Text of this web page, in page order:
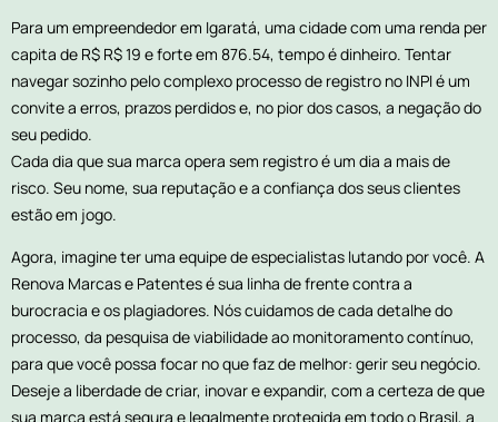
Para um empreendedor em Igaratá, uma cidade com uma renda per
capita de R$ R$ 19 e forte em 876.54, tempo é dinheiro. Tentar
navegar sozinho pelo complexo processo de registro no INPI é um
convite a erros, prazos perdidos e, no pior dos casos, a negação do
seu pedido.
Cada dia que sua marca opera sem registro é um dia a mais de
risco. Seu nome, sua reputação e a confiança dos seus clientes
estão em jogo.
Agora, imagine ter uma equipe de especialistas lutando por você. A
Renova Marcas e Patentes é sua linha de frente contra a
burocracia e os plagiadores. Nós cuidamos de cada detalhe do
processo, da pesquisa de viabilidade ao monitoramento contínuo,
para que você possa focar no que faz de melhor: gerir seu negócio.
Deseje a liberdade de criar, inovar e expandir, com a certeza de que
sua marca está segura e legalmente protegida em todo o Brasil, a